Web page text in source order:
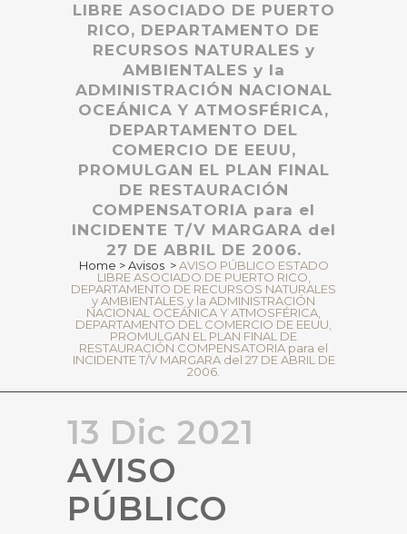
LIBRE ASOCIADO DE PUERTO
RICO, DEPARTAMENTO DE
RECURSOS NATURALES y
AMBIENTALES y la
ADMINISTRACIÓN NACIONAL
OCEÁNICA Y ATMOSFÉRICA,
DEPARTAMENTO DEL
COMERCIO DE EEUU,
PROMULGAN EL PLAN FINAL
DE RESTAURACIÓN
COMPENSATORIA para el
INCIDENTE T/V MARGARA del
27 DE ABRIL DE 2006.
Home >Avisos >AVISO PÚBLICO ESTADO
LIBRE ASOCIADO DE PUERTO RICO,
DEPARTAMENTO DE RECURSOS NATURALES
y AMBIENTALES y la ADMINISTRACIÓN
NACIONAL OCEÁNICA Y ATMOSFÉRICA,
DEPARTAMENTO DEL COMERCIO DE EEUU,
PROMULGAN EL PLAN FINAL DE
RESTAURACIÓN COMPENSATORIA para el
INCIDENTE T/V MARGARA del 27 DE ABRIL DE
2006.
13 Dic 2021
AVISO
PÚBLICO